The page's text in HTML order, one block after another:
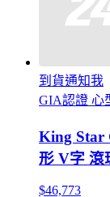
到貨通知我
GIA認證 心
King Star
形 V字 滾
$46,773